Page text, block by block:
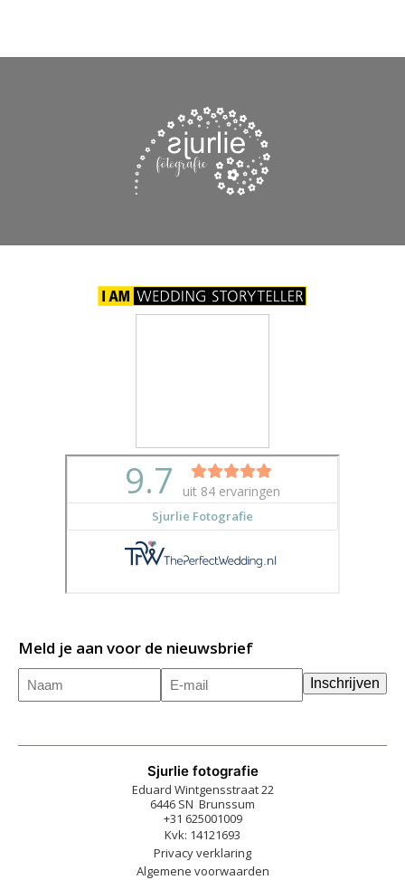
Meld je aan voor de nieuwsbrief
Naam
E-
mailadres(Vereist)
Inschrijven
Sjurlie fotografie
Eduard Wintgensstraat 22
6446 SN Brunssum
+31 625001009
Kvk: 14121693
Privacy verklaring
Algemene voorwaarden